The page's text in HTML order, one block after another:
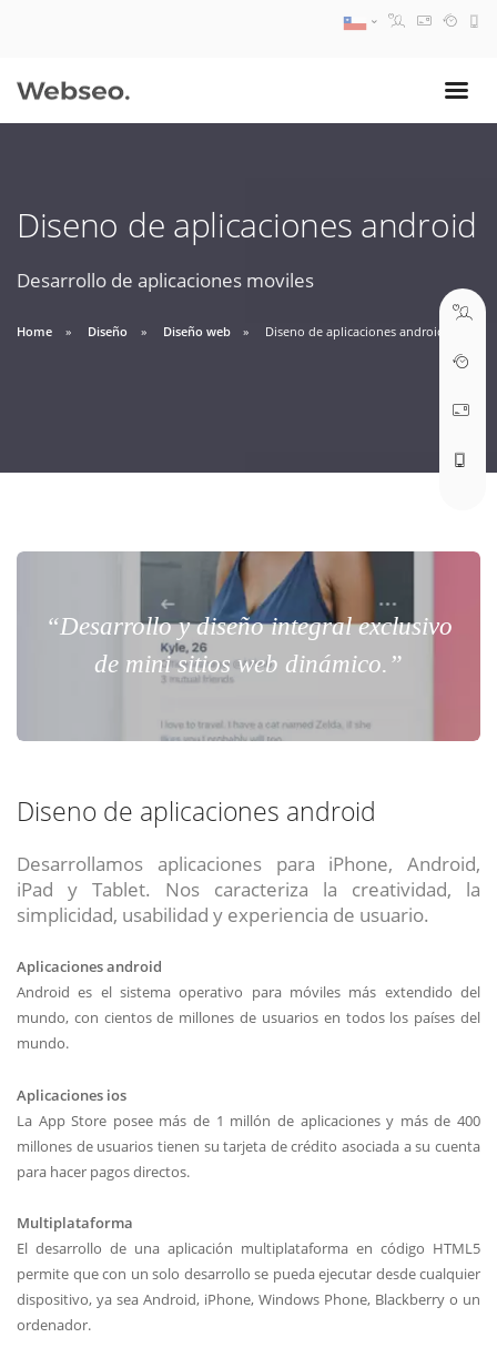
Diseno de aplicaciones android
Desarrollo de aplicaciones moviles
Home Diseño Diseño web Diseno de aplicaciones android
“Desarrollo y diseño integral exclusivo
de mini sitios web dinámico.”
Diseno de aplicaciones android
Desarrollamos aplicaciones para iPhone, Android,
iPad y Tablet. Nos caracteriza la creatividad, la
simplicidad, usabilidad y experiencia de usuario.
Aplicaciones android
Android es el sistema operativo para móviles más extendido del
mundo, con cientos de millones de usuarios en todos los países del
mundo.
Aplicaciones ios
La App Store posee más de 1 millón de aplicaciones y más de 400
millones de usuarios tienen su tarjeta de crédito asociada a su cuenta
para hacer pagos directos.
Multiplataforma
El desarrollo de una aplicación multiplataforma en código HTML5
permite que con un solo desarrollo se pueda ejecutar desde cualquier
dispositivo, ya sea Android, iPhone, Windows Phone, Blackberry o un
ordenador.
09:30 AM A 18:30 PM
soporte@webseo.cl